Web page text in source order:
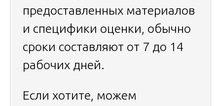
предоставленных материалов
и специфики оценки, обычно
сроки составляют от 7 до 14
рабочих дней.
Если хотите, можем